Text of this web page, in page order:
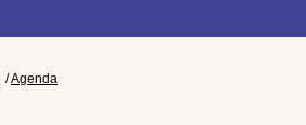
Agenda